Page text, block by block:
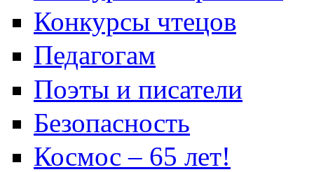
Конкурсы чтецов
Педагогам
Поэты и писатели
Безопасность
Космос – 65 лет!